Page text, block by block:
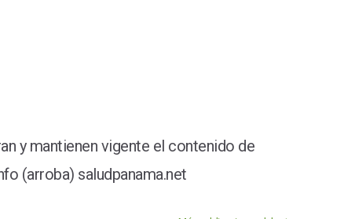
y mantienen vigente el contenido de
(arroba) saludpanama.net